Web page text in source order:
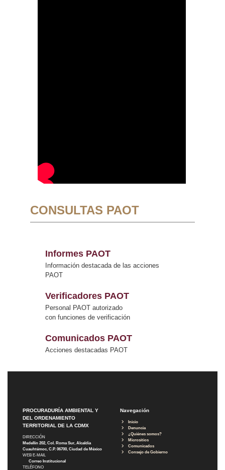
CONSULTAS PAOT
Informes PAOT
Información destacada de las acciones
PAOT
Verificadores PAOT
Personal PAOT autorizado
con funciones de verificación
Comunicados PAOT
Acciones destacadas PAOT
PROCURADURÍA AMBIENTAL Y
DEL ORDENAMIENTO
TERRITORIAL DE LA CDMX
DIRECCIÓN
Medellín 202, Col. Roma Sur, Alcaldía
Cuauhtémoc, C.P. 06700, Ciudad de México
WEB E-MAIL
Correo Institucional
TELÉFONO
Navegación
Inicio
Denuncia
¿Quiénes somos?
Micrositios
Comunicados
Consejo de Gobierno